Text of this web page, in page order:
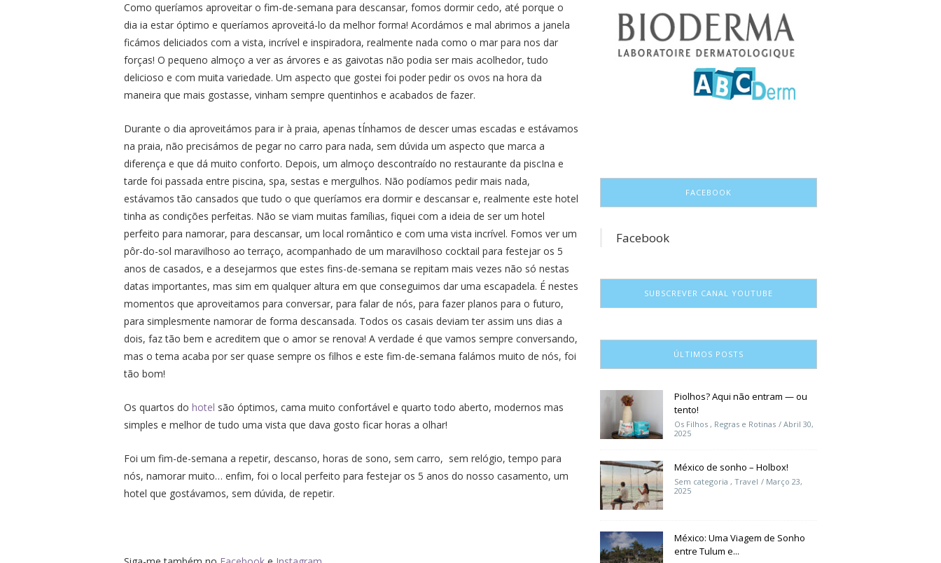
Como queríamos aproveitar o fim-de-semana para descansar, fomos dormir cedo, até porque o
dia ia estar óptimo e queríamos aproveitá-lo da melhor forma! Acordámos e mal abrimos a janela
ficámos deliciados com a vista, incrível e inspiradora, realmente nada como o mar para nos dar
forças! O pequeno almoço a ver as árvores e as gaivotas não podia ser mais acolhedor, tudo
delicioso e com muita variedade. Um aspecto que gostei foi poder pedir os ovos na hora da
maneira que mais gostasse, vinham sempre quentinhos e acabados de fazer.
Durante o dia aproveitámos para ir à praia, apenas tÍnhamos de descer umas escadas e estávamos
na praia, não precisámos de pegar no carro para nada, sem dúvida um aspecto que marca a
diferença e que dá muito conforto. Depois, um almoço descontraído no restaurante da piscIna e
tarde foi passada entre piscina, spa, sestas e mergulhos. Não podíamos pedir mais nada,
estávamos tão cansados que tudo o que queríamos era dormir e descansar e, realmente este hotel
tinha as condições perfeitas. Não se viam muitas famílias, fiquei com a ideia de ser um hotel
perfeito para namorar, para descansar, um local romântico e com uma vista incrível. Fomos ver um
pôr-do-sol maravilhoso ao terraço, acompanhado de um maravilhoso cocktail para festejar os 5
anos de casados, e a desejarmos que estes fins-de-semana se repitam mais vezes não só nestas
datas importantes, mas sim em qualquer altura em que conseguimos dar uma escapadela. É nestes
momentos que aproveitamos para conversar, para falar de nós, para fazer planos para o futuro,
para simplesmente namorar de forma descansada. Todos os casais deviam ter assim uns dias a
dois, faz tão bem e acreditem que o amor se renova! A verdade é que vamos sempre conversando,
mas o tema acaba por ser quase sempre os filhos e este fim-de-semana falámos muito de nós, foi
tão bom!
Os quartos do hotel são óptimos, cama muito confortável e quarto todo aberto, modernos mas
simples e melhor de tudo uma vista que dava gosto ficar horas a olhar!
Foi um fim-de-semana a repetir, descanso, horas de sono, sem carro, sem relógio, tempo para
nós, namorar muito… enfim, foi o local perfeito para festejar os 5 anos do nosso casamento, um
hotel que gostávamos, sem dúvida, de repetir.
FACEBOOK
Facebook
SUBSCREVER CANAL YOUTUBE
ÚLTIMOS POSTS
Piolhos? Aqui não entram — ou
tento!
Os Filhos , Regras e Rotinas
Abril 30,
2025
México de sonho – Holbox!
Sem categoria , Travel
Março 23,
2025
México: Uma Viagem de Sonho
entre Tulum e...